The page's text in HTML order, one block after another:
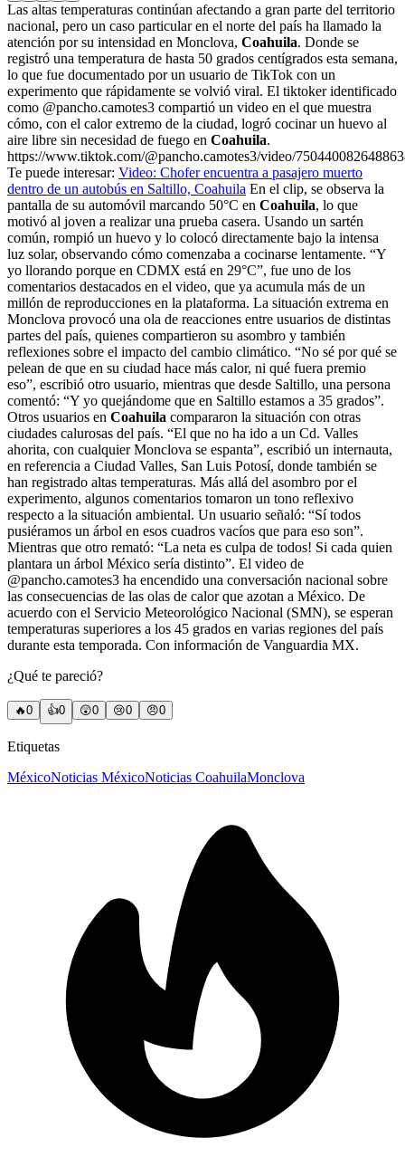
Las altas temperaturas continúan afectando a gran parte del territorio
nacional, pero un caso particular en el norte del país ha llamado la
atención por su intensidad en Monclova, Coahuila. Donde se
registró una temperatura de hasta 50 grados centígrados esta semana,
lo que fue documentado por un usuario de TikTok con un
experimento que rápidamente se volvió viral. El tiktoker identificado
como @pancho.camotes3 compartió un video en el que muestra
cómo, con el calor extremo de la ciudad, logró cocinar un huevo al
aire libre sin necesidad de fuego en Coahuila.
https://www.tiktok.com/@pancho.camotes3/video/
Te puede interesar: Video: Chofer encuentra a pasajero muerto
dentro de un autobús en Saltillo, Coahuila En el clip, se observa la
pantalla de su automóvil marcando 50°C en Coahuila, lo que
motivó al joven a realizar una prueba casera. Usando un sartén
común, rompió un huevo y lo colocó directamente bajo la intensa
luz solar, observando cómo comenzaba a cocinarse lentamente. “Y
yo llorando porque en CDMX está en 29°C”, fue uno de los
comentarios destacados en el video, que ya acumula más de un
millón de reproducciones en la plataforma. La situación extrema en
Monclova provocó una ola de reacciones entre usuarios de distintas
partes del país, quienes compartieron su asombro y también
reflexiones sobre el impacto del cambio climático. “No sé por qué se
pelean de que en su ciudad hace más calor, ni qué fuera premio
eso”, escribió otro usuario, mientras que desde Saltillo, una persona
comentó: “Y yo quejándome que en Saltillo estamos a 35 grados”.
Otros usuarios en Coahuila compararon la situación con otras
ciudades calurosas del país. “El que no ha ido a un Cd. Valles
ahorita, con cualquier Monclova se espanta”, escribió un internauta,
en referencia a Ciudad Valles, San Luis Potosí, donde también se
han registrado altas temperaturas. Más allá del asombro por el
experimento, algunos comentarios tomaron un tono reflexivo
respecto a la situación ambiental. Un usuario señaló: “Sí todos
pusiéramos un árbol en esos cuadros vacíos que para eso son”.
Mientras que otro remató: “La neta es culpa de todos! Si cada quien
plantara un árbol México sería distinto”. El video de
@pancho.camotes3 ha encendido una conversación nacional sobre
las consecuencias de las olas de calor que azotan a México. De
acuerdo con el Servicio Meteorológico Nacional (SMN), se esperan
temperaturas superiores a los 45 grados en varias regiones del país
durante esta temporada. Con información de Vanguardia MX.
¿Qué te pareció?
🔥0 👍0 😲0 😢0 😠0
Etiquetas
MéxicoNoticias MéxicoNoticias CoahuilaMonclova